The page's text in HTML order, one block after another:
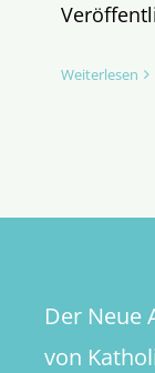
Weiterlesen
Der Neue
von